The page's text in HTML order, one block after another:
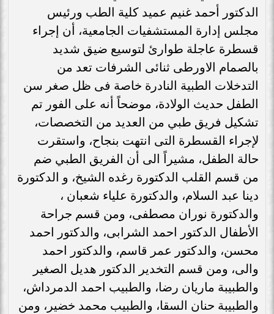
الدكتور أحمد غنيم عميد كلية الطب ورئيس
مجلس إدارة المستشفيات الجامعية، أن إجراء
قسطرة عاجلة طوارئ لتوسيع ضيق شديد
بالصمام الاورطى ثنائى الشرفات تعد من
التدخلات الطبية النادرة خاصة فى ظل صغر سن
الطفل حديث الولادة، موضحاً أنه على الفور تم
تشكيل فريق طبي من العديد من التخصصات،
لإجراء القسطرة التى انتهت بنجاح، واستقرت
حالة الطفل، مشيراً الى أن الفريق الطبي ضم
من قسم القلب الدكتورة رغده الشيخ، و الدكتورة
دينا عبد السلام، والدكتورة علياء شعبان ،
والدكتورة نوران مصطفى، ومن قسم جراحة
الأطفال الدكتور احمد الشرابى، والدكتور احمد
محسن، والدكتور عمر قاسم، والدكتور احمد
والى، ومن قسم التخدير الدكتور هديل الصغير
والطبيبة ماريان رضا، والطبيب احمد الدمرداش،
والطبيبة حنان السقا، والطبيب محمد خضير، ومن